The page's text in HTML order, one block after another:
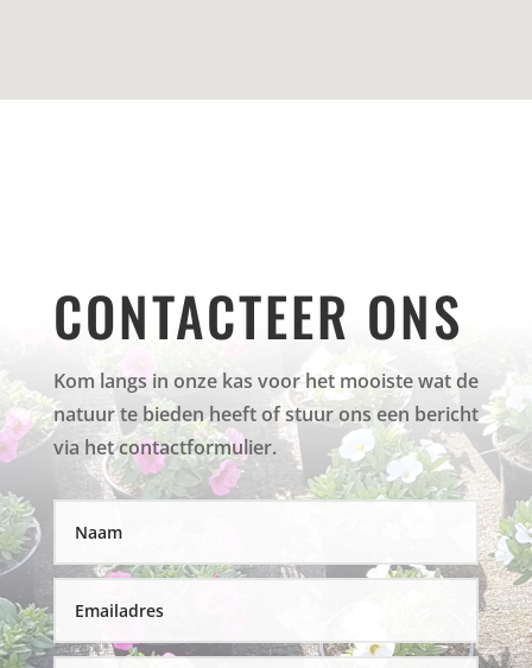
CONTACTEER ONS
Kom langs in onze kas voor het mooiste wat de
natuur te bieden heeft of stuur ons een bericht
via het contactformulier.